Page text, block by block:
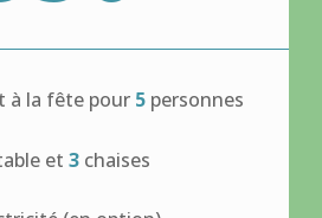
à la fête pour 5 personnes
et 3 chaises